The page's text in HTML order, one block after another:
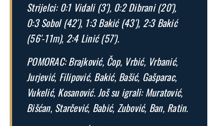
Strijelci: 0:1 Vidali (3′), 0:2 Dibrani (20′),
0:3 Sobol (42′), 1:3 Bakić (43′), 2:3 Bakić
(56′-11m), 2:4 Linić (57′).
POMORAC: Brajković, Čop, Vrbić, Vrbanić,
Jurjević, Filipović, Bakić, Bašić, Gašparac,
Vukelić, Kosanović. Još su igrali: Muratović,
Bišćan, Starčević, Babić, Zubović, Ban, Ratin.